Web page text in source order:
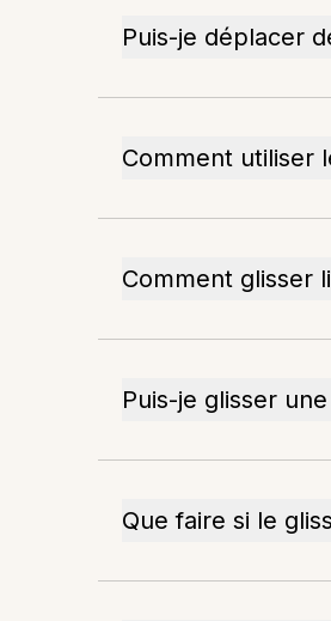
Puis-je déplacer
Comment utiliser
Comment glisser
Puis-je glisser
Que faire si le